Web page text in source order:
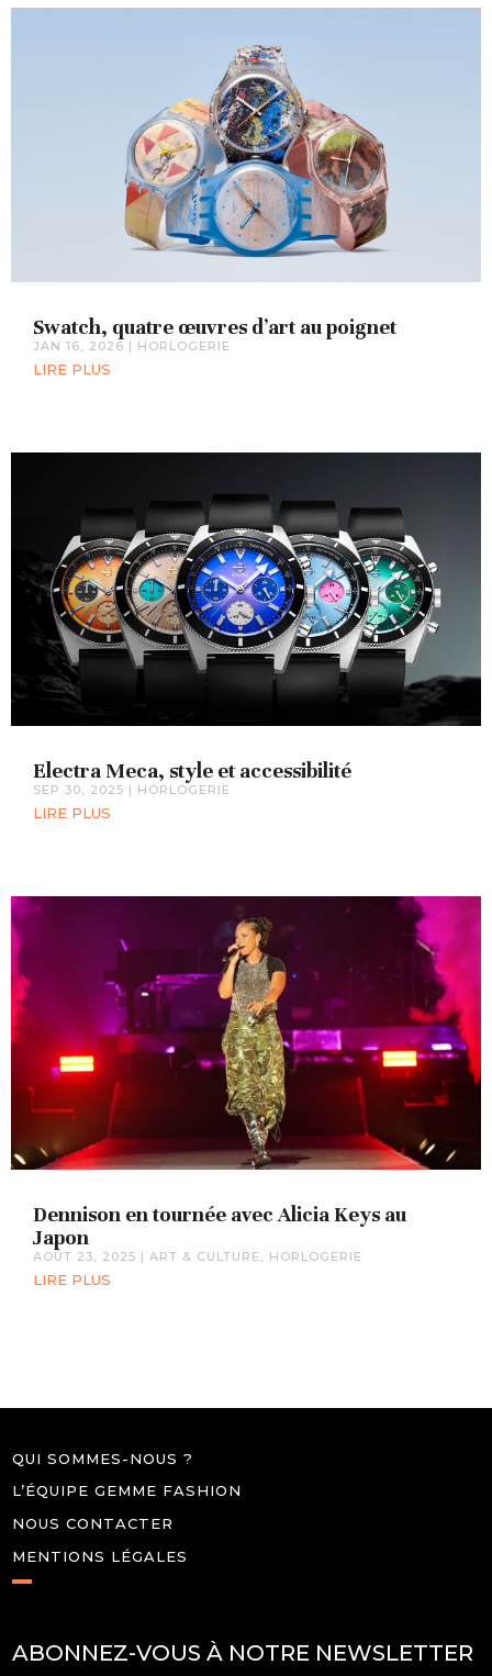
Swatch, quatre œuvres d’art au poignet
JAN 16, 2026 | HORLOGERIE
LIRE PLUS
Electra Meca, style et accessibilité
SEP 30, 2025 | HORLOGERIE
LIRE PLUS
Dennison en tournée avec Alicia Keys au
Japon
AOÛT 23, 2025 |ART & CULTURE, HORLOGERIE
LIRE PLUS
QUI SOMMES-NOUS ?
L’ÉQUIPE GEMME FASHION
NOUS CONTACTER
MENTIONS LÉGALES
ABONNEZ-VOUS À NOTRE NEWSLETTER